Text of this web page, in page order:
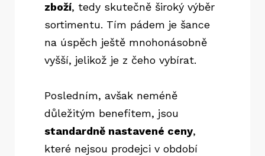
zboží, tedy skutečně široký výběr
sortimentu. Tím pádem je šance
na úspěch ještě mnohonásobně
vyšší, jelikož je z čeho vybírat.
Posledním, avšak neméně
důležitým benefitem, jsou
standardně nastavené ceny,
které nejsou prodejci v období